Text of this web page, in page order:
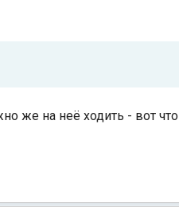
же на неё ходить - вот что